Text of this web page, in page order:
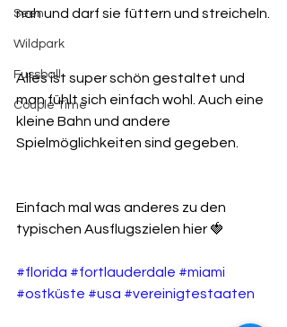
Seen
Wildpark
Fussball
Couple Time
nah und darf sie füttern und streicheln.
Alles ist super schön gestaltet und
man fühlt sich einfach wohl. Auch eine
kleine Bahn und andere
Spielmöglichkeiten sind gegeben.
Einfach mal was anderes zu den
typischen Ausflugszielen hier 🍓
#florida #fortlauderdale #miami
#ostküste #usa #vereinigtestaaten